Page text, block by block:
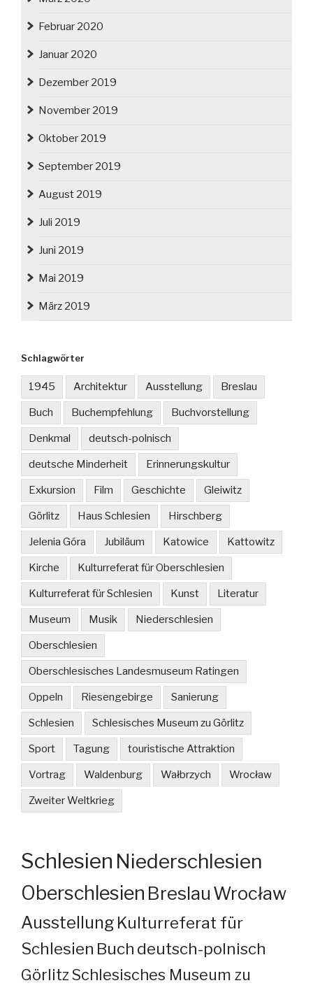
Februar 2020
Januar 2020
Dezember 2019
November 2019
Oktober 2019
September 2019
August 2019
Juli 2019
Juni 2019
Mai 2019
März 2019
Schlagwörter
1945 Architektur Ausstellung Breslau
Buch Buchempfehlung Buchvorstellung
Denkmal deutsch-polnisch
deutsche Minderheit Erinnerungskultur
Exkursion Film Geschichte Gleiwitz
Görlitz Haus Schlesien Hirschberg
Jelenia Góra Jubiläum Katowice Kattowitz
Kirche Kulturreferat für Oberschlesien
Kulturreferat für Schlesien Kunst Literatur
Museum Musik Niederschlesien
Oberschlesien
Oberschlesisches Landesmuseum Ratingen
Oppeln Riesengebirge Sanierung
Schlesien Schlesisches Museum zu Görlitz
Sport Tagung touristische Attraktion
Vortrag Waldenburg Wałbrzych Wrocław
Zweiter Weltkrieg
Schlesien Niederschlesien
Oberschlesien Breslau Wrocław
Ausstellung Kulturreferat für
Schlesien Buch deutsch-polnisch
GörlitzSchlesisches Museum zu